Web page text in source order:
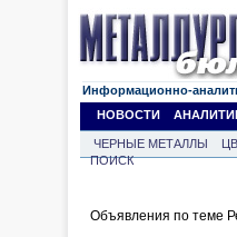
Информационно-
НОВОСТИ
ЧЕРНЫЕ МЕТАЛЛЫ
ПОИСК
Объявления по теме